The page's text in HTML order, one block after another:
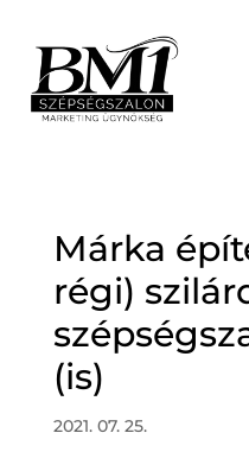
Márka
régi)
(is)
2021. 07. 25.